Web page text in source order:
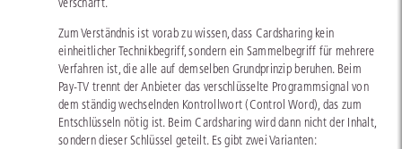
Zum Verständnis ist vorab zu wissen, dass Cardsharing kein
einheitlicher Technikbegriff, sondern ein Sammelbegriff für mehrere
Verfahren ist, die alle auf demselben Grundprinzip beruhen. Beim
Pay-TV trennt der Anbieter das verschlüsselte Programmsignal von
dem ständig wechselnden Kontrollwort (Control Word), das zum
Entschlüsseln nötig ist. Beim Cardsharing wird dann nicht der Inhalt,
sondern dieser Schlüssel geteilt. Es gibt zwei Varianten: